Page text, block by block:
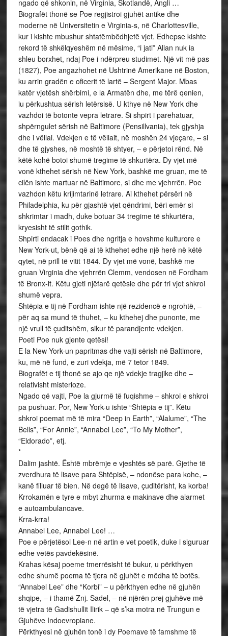
ngado që shkonin, në Virginia, Skotlandë, Angli …
Biografët thonë se Poe regjistroi gjuhët antike dhe
moderne në Universitetin e Virginia-s, në Charlottesville,
kur i kishte mbushur shtatëmbëdhjetë vjet. Edhepse kishte
rekord të shkëlqyeshëm në mësime, “i jati” Allan nuk ia
shleu borxhet, ndaj Poe i ndërpreu studimet. Një vit më pas
(1827), Poe angazhohet në Ushtrinë Amerikane në Boston,
ku arrin gradën e oficerit të lartë – Sergent Major. Mbas
katër vjetësh shërbimi, e la Armatën dhe, me tërë qenien,
iu përkushtua sërish letërsisë. U kthye në New York dhe
vazhdoi të botonte vepra letrare. Si shpirt i parehatuar,
shpërngulet sërish në Baltimore (Pensillvania), tek gjyshja
dhe i vëllai. Vdekjen e të vëllait, në moshën 24 vjeçare, – si
dhe të gjyshes, në moshtë të shtyer, – e përjetoi rënd. Në
këtë kohë botoi shumë tregime të shkurtëra. Dy vjet më
vonë kthehet sërish në New York, bashkë me gruan, me të
cilën ishte martuar në Baltimore, si dhe me vjehrrën. Poe
vazhdon këtu krijimtarinë letrare. Ai kthehet përsëri në
Philadelphia, ku për gjashtë vjet qëndrimi, bëri emër si
shkrimtar i madh, duke botuar 34 tregime të shkurtëra,
kryesisht të stilit gothik.
Shpirti endacak i Poes dhe ngritja e hovshme kulturore e
New York-ut, bënë që ai të kthehet edhe një herë në këtë
qytet, në prill të vitit 1844. Dy vjet më vonë, bashkë me
gruan Virginia dhe vjehrrën Clemm, vendosen në Fordham
të Bronx-it. Këtu gjeti njëfarë qetësie dhe për tri vjet shkroi
shumë vepra.
Shtëpia e tij në Fordham ishte një rezidencë e ngrohtë, –
për aq sa mund të thuhet, – ku kthehej dhe punonte, me
një vrull të çuditshëm, sikur të parandjente vdekjen.
Poeti Poe nuk gjente qetësi!
E la New York-un papritmas dhe vajti sërish në Baltimore,
ku, më në fund, e zuri vdekja, më 7 tetor 1849.
Biografët e tij thonë se ajo qe një vdekje tragjike dhe –
relativisht misterioze.
Ngado që vajti, Poe la gjurmë të fuqishme – shkroi e shkroi
pa pushuar. Por, New York-u ishte “Shtëpia e tij”. Këtu
shkroi poemat më të mira “Deep in Earth”, “Alalume”, “The
Bells”, “For Annie”, “Annabel Lee”, “To My Mother”,
“Eldorado”, etj.
*
Dalim jashtë. Është mbrëmje e vjeshtës së parë. Gjethe të
zverdhura të lisave para Shtëpisë, – ndonëse para kohe, –
kanë filluar të bien. Në degë të lisave, çuditërisht, ka korba!
Krrokamën e tyre e mbyt zhurma e makinave dhe alarmet
e autoambulancave.
Krra-krra!
Annabel Lee, Annabel Lee! …
Poe e përjetësoi Lee-n në artin e vet poetik, duke i siguruar
edhe vetës pavdekësinë.
Krahas kësaj poeme tmerrësisht të bukur, u përkthyen
edhe shumë poema të tjera në gjuhët e mëdha të botës.
“Annabel Lee” dhe “Korbi” – u përkthyen edhe në gjuhën
shqipe, – i thamë Znj. Sadel, – në njërën prej gjuhëve më
të vjetra të Gadishullit Ilirik – që s’ka motra në Trungun e
Gjuhëve Indoevropiane.
Pērkthyesi në gjuhën tonë i dy Poemave të famshme të